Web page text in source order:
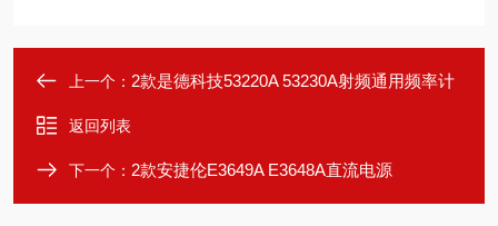
上一个： 2款是德科技53220A 53230A射频通用频率计
返回列表
下一个： 2款安捷伦E3649A E3648A直流电源